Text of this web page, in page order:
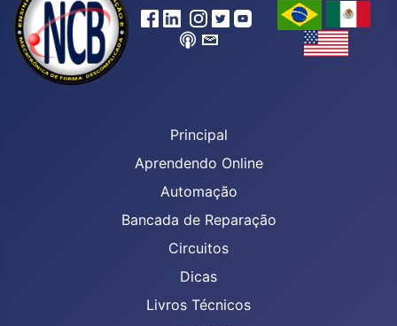
Principal
Aprendendo Online
Automação
Bancada de Reparação
Circuitos
Dicas
Livros Técnicos